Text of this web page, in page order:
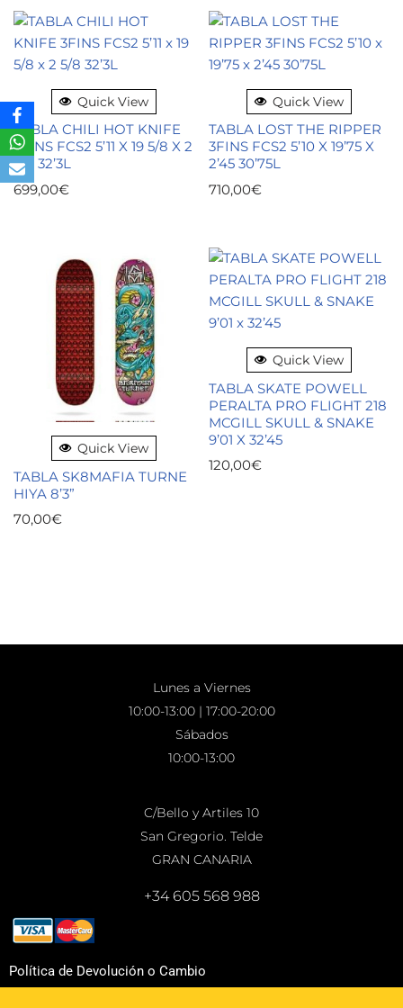
Quick View
TABLA CHILI HOT KNIFE
3FINS FCS2 5’11 X 19 5/8 X 2
5/8 32’3L
699,00€
Quick View
TABLA LOST THE RIPPER
3FINS FCS2 5’10 X 19’75 X
2’45 30’75L
710,00€
Quick View
TABLA SK8MAFIA TURNE
HIYA 8’3”
70,00€
Quick View
TABLA SKATE POWELL
PERALTA PRO FLIGHT 218
MCGILL SKULL & SNAKE
9’01 X 32’45
120,00€
Lunes a Viernes
10:00-13:00 | 17:00-20:00
Sábados
10:00-13:00
C/Bello y Artiles 10
San Gregorio. Telde
GRAN CANARIA
+34 605 568 988
Política de Devolución o Cambio